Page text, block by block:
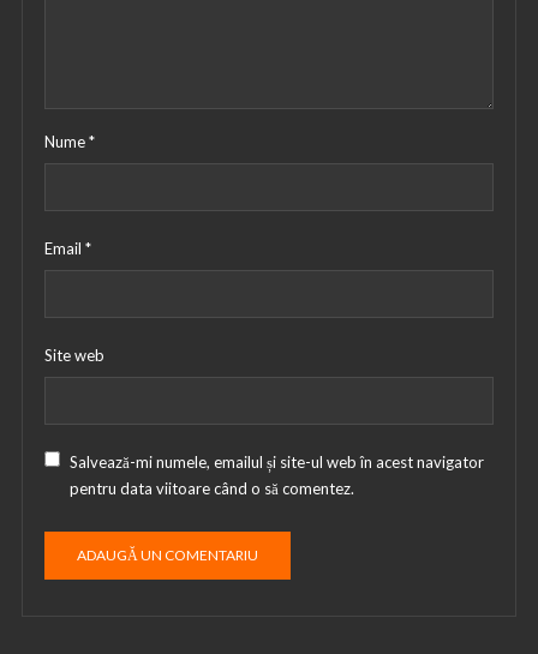
Nume*
Email *
Site web
Salvează-mi numele, emailul și site-ul web în acest navigator
pentru data viitoare când o să comentez.